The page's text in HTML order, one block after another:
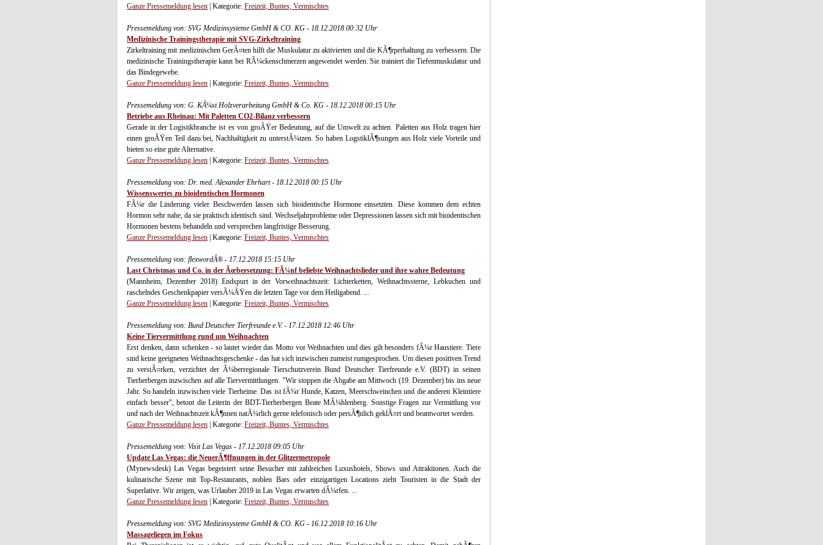
Ganze Pressemeldung lesen | Kategorie: Freizeit, Buntes, Vermischtes
Pressemeldung von: SVG Medizinsysteme GmbH & CO. KG - 18.12.2018 00:32 Uhr
Medizinische Trainingstherapie mit SVG-Zirkeltraining
Zirkeltraining mit medizinischen GerÃ¤ten hilft die Muskulatur zu aktivierten und die KÃ¶rperhaltung zu verbessern. Die
medizinische Trainingstherapie kann bei RÃ¼ckenschmerzen angewendet werden. Sie trainiert die Tiefenmuskulatur und
das Bindegewebe.
Ganze Pressemeldung lesen | Kategorie: Freizeit, Buntes, Vermischtes
Pressemeldung von: G. KÃ¼st Holzverarbeitung GmbH & Co. KG - 18.12.2018 00:15 Uhr
Betriebe aus Rheinau: Mit Paletten CO2-Bilanz verbessern
Gerade in der Logistikbranche ist es von groÃŸer Bedeutung, auf die Umwelt zu achten. Paletten aus Holz tragen hier
einen groÃŸen Teil dazu bei, Nachhaltigkeit zu unterstÃ¼tzen. So haben LogstiklÃ¶sungen aus Holz viele Vorteile und
bieten so eine gute Alternative.
Ganze Pressemeldung lesen | Kategorie: Freizeit, Buntes, Vermischtes
Pressemeldung von: Dr. med. Alexander Ehrhart - 18.12.2018 00:15 Uhr
Wissenswertes zu bioidentischen Hormonen
FÃ¼r die Linderung vieler Beschwerden lassen sich bioidentische Hormone einsetzten. Diese kommen dem echten
Hormon sehr nahe, da sie praktisch identisch sind. Wechseljahrprobleme oder Depressionen lassen sich mit bioidentischen
Hormonen bestens behandeln und versprechen langfristige Besserung.
Ganze Pressemeldung lesen | Kategorie: Freizeit, Buntes, Vermischtes
Pressemeldung von: flexwordÂ® - 17.12.2018 15:15 Uhr
Last Christmas und Co. in der Ãœbersetzung: FÃ¼nf beliebte Weihnachtslieder und ihre wahre Bedeutung
(Mannheim, Dezember 2018) Endspurt in der Vorweihnachtszeit: Lichterketten, Weihnachtssterne, Lebkuchen und
raschelndes Geschenkpapier versÃ¼ÃŸen die letzten Tage vor dem Heiligabend. ...
Ganze Pressemeldung lesen | Kategorie: Freizeit, Buntes, Vermischtes
Pressemeldung von: Bund Deutscher Tierfreunde e.V. - 17.12.2018 12:46 Uhr
Keine Tiervermittlung rund um Weihnachten
Erst denken, dann schenken - so lautet wieder das Motto vor Weihnachten und dies gilt besonders fÃ¼r Haustiere. Tiere
sind keine geeigneten Weihnachtsgeschenke - das hat sich inzwischen zumeist rumgesprochen. Um diesen positiven Trend
zu verstÃ¤rken, verzichtet der Ã¼berregionale Tierschutzverein Bund Deutscher Tierfreunde e.V. (BDT) in seinen
Tierherbergen inzwischen auf alle Tiervermittlungen. "Wir stoppen die Abgabe am Mittwoch (19. Dezember) bis ins neue
Jahr. So handeln inzwischen viele Tierheime. Das ist fÃ¼r Hunde, Katzen, Meerschweinchen und die anderen Kleintiere
einfach besser", betont die Leiterin der BDT-Tierherbergen Beate MÃ¼hlenberg. Sonstige Fragen zur Vermittlung vor
und nach der Weihnachtszeit kÃ¶nnen natÃ¼rlich gerne telefonisch oder persÃ¶nlich geklÃ¤rt und beantwortet werden.
Ganze Pressemeldung lesen | Kategorie: Freizeit, Buntes, Vermischtes
Pressemeldung von: Visit Las Vegas - 17.12.2018 09:05 Uhr
Update Las Vegas: die NeuerÃ¶ffnungen in der Glitzermetropole
(Mynewsdesk) Las Vegas begeistert seine Besucher mit zahlreichen Luxushotels, Shows und Attraktionen. Auch die
kulinarische Szene mit Top-Restaurants, noblen Bars oder einzigartigen Locations zieht Touristen in die Stadt der
Superlative. Wir zeigen, was Urlauber 2019 in Las Vegas erwarten dÃ¼rfen. ...
Ganze Pressemeldung lesen | Kategorie: Freizeit, Buntes, Vermischtes
Pressemeldung von: SVG Medizinsysteme GmbH & CO. KG - 16.12.2018 10:16 Uhr
Massageliegen im Fokus